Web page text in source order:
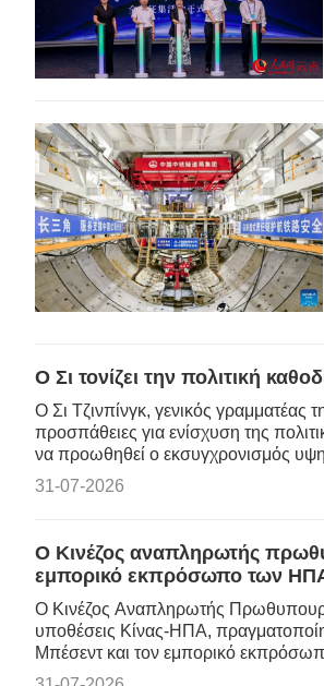
Ο Σι τονίζει την πολιτική
Ο Σι Τζινπίνγκ, γενικός
προσπάθειες για ενίσχυση της
να προωθηθεί ο εκσυγχρονισμός
31-07-2026
Ο Κινέζος αναπληρωτής
εμπορικό εκπρόσωπο των
Ο Κινέζος Αναπληρωτής
υποθέσεις Κίνας-ΗΠΑ,
Μπέσεντ και τον εμπορικό